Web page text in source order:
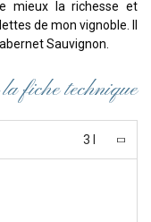
mieux la richesse et
de mon vignoble. Il
Sauvignon.
fiche technique
3 l